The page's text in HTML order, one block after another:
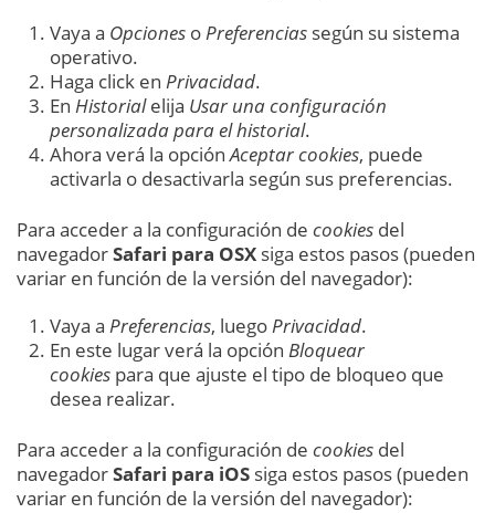
Vaya a Opciones oPreferencias según su sistema
operativo.
Haga click en Privacidad.
En Historialelija Usar una configuración
personalizada para el historial.
Ahora verá la opciónAceptar cookies, puede
activarla o desactivarla según sus preferencias.
Para acceder a la configuración de cookies del
navegadorSafari para OSX siga estos pasos (pueden
variar en función de la versión del navegador):
Vaya a Preferencias, luegoPrivacidad.
En este lugar verá la opción Bloquear
cookies para que ajuste el tipo de bloqueo que
desea realizar.
Para acceder a la configuración de cookies del
navegadorSafari para iOS siga estos pasos (pueden
variar en función de la versión del navegador):